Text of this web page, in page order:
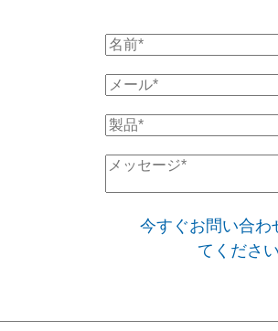
今すぐお問い合わ
てくださ